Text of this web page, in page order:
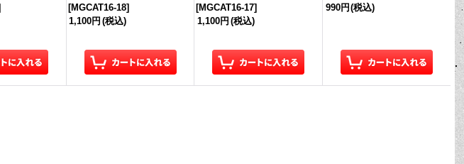
[MGCAT16-18]
1,100円 (税込)
[MGCAT16-17]
1,100円 (税込)
990円 (税込)